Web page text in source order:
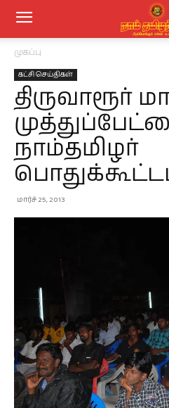
முகப்பு
கட்சி செய்திகள்
திருவாரூர்
நாம்தமிழர்
மார்ச் 25, 2013